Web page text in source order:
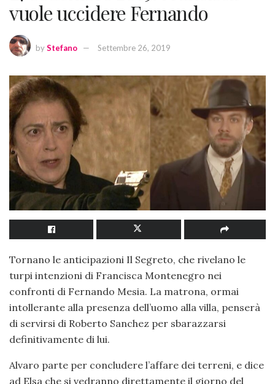
vuole uccidere Fernando
byStefano Settembre 26, 2019
Tornano le anticipazioni Il Segreto, che rivelano le
turpi intenzioni di Francisca Montenegro nei
confronti di Fernando Mesia. La matrona, ormai
intollerante alla presenza dell’uomo alla villa, penserà
di servirsi di Roberto Sanchez per sbarazzarsi
definitivamente di lui.
Alvaro parte per concludere l’affare dei terreni, e dice
ad Elsa che si vedranno direttamente il giorno del